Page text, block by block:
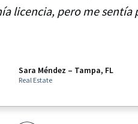
licencia, pero me sentía
Sara Méndez – Tampa, FL
Real Estate